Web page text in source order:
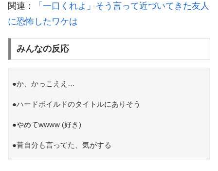
関連：
「一口くれよ」そう言って近づいてきた友人
に恐怖したワケは
みんなの反応
●か、かっこええ…
●ハードボイルドのタイトルにありそう
●やめてwwww (好き)
●昔自分も言ってた、気がする